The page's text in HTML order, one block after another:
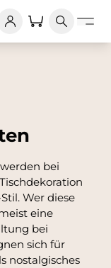
bei
Wer diese
eine
bei
sich für
nostalgisches